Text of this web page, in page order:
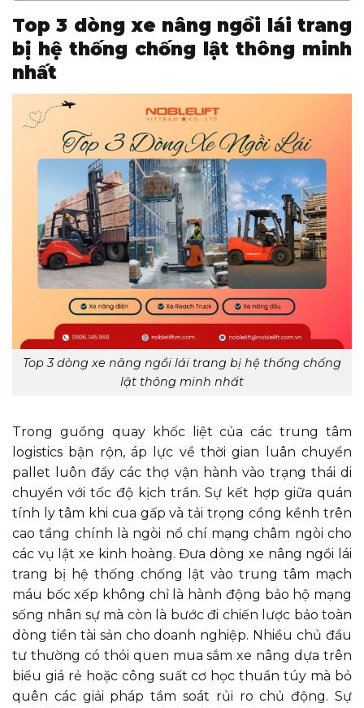
Top 3 dòng xe nâng ngồi lái trang
bị hệ thống chống lật thông minh
nhất
Top 3 dòng xe nâng ngồi lái trang bị hệ thống chống
lật thông minh nhất
Trong guồng quay khốc liệt của các trung tâm
logistics bận rộn, áp lực về thời gian luân chuyển
pallet luôn đẩy các thợ vận hành vào trạng thái di
chuyển với tốc độ kịch trần. Sự kết hợp giữa quán
tính ly tâm khi cua gấp và tải trọng cồng kềnh trên
cao tầng chính là ngòi nổ chí mạng châm ngòi cho
các vụ lật xe kinh hoàng. Đưa dòng xe nâng ngồi lái
trang bị hệ thống chống lật vào trung tâm mạch
máu bốc xếp không chỉ là hành động bảo hộ mạng
sống nhân sự mà còn là bước đi chiến lược bảo toàn
dòng tiền tài sản cho doanh nghiệp. Nhiều chủ đầu
tư thường có thói quen mua sắm xe nâng dựa trên
biểu giá rẻ hoặc công suất cơ học thuần túy mà bỏ
quên các giải pháp tầm soát rủi ro chủ động. Sự